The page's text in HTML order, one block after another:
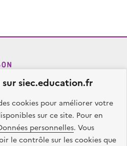
siec.education.fr
cookies pour améliorer votre
sur ce site. Pour en
personnelles. Vous
le contrôle sur les cookies que
et Versailles